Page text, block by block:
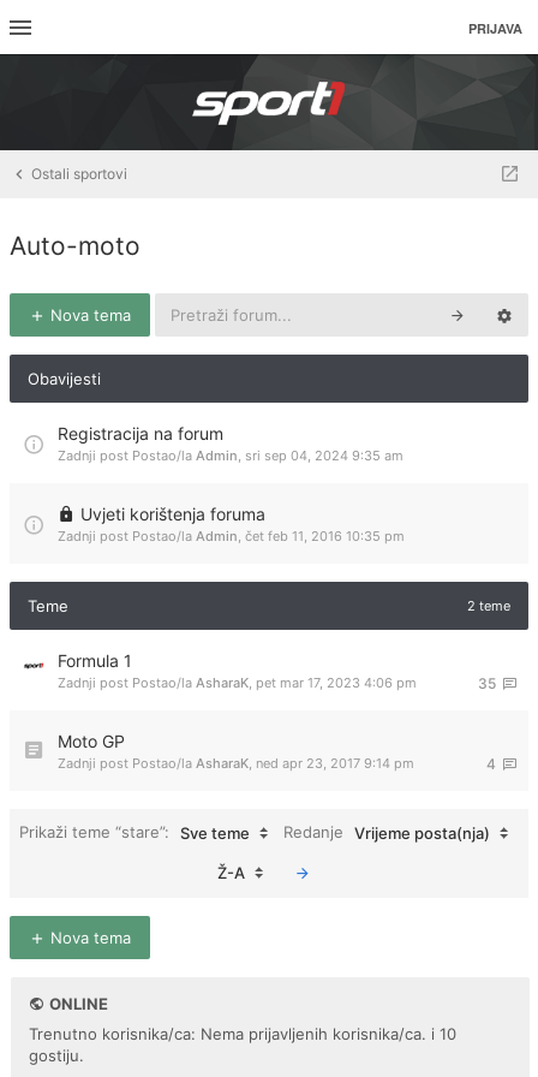
PRIJAVA
Ostali sportovi
Auto-moto
Nova tema
Obavijesti
Registracija na forum
Zadnji post Postao/la Admin, sri sep 04, 2024 9:35 am
Uvjeti korištenja foruma
Zadnji post Postao/la Admin, čet feb 11, 2016 10:35 pm
Teme 2 teme
Formula 1
35
Zadnji post Postao/la AsharaK, pet mar 17, 2023 4:06 pm
Moto GP
4
Zadnji post Postao/la AsharaK, ned apr 23, 2017 9:14 pm
Prikaži teme “stare”: Sve teme Redanje Vrijeme posta(nja)
Ž-A
Nova tema
ONLINE
Trenutno korisnika/ca: Nema prijavljenih korisnika/ca. i 10
gostiju.